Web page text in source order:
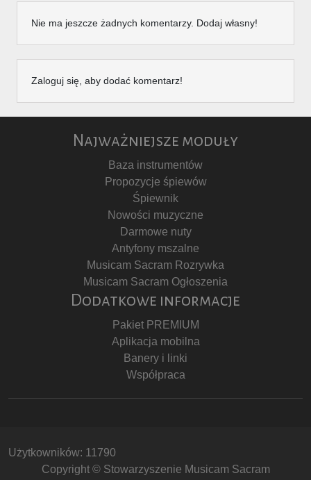
Nie ma jeszcze żadnych komentarzy. Dodaj własny!
Zaloguj się, aby dodać komentarz!
Najważniejsze moduły
Baza instrumentów
Propozycje śpiewów
Śpiewnik
Nowości muzyczne
Darmowe nuty
Antyfony mszalne
Musicam Sacram Rozrywka
Musicam Sacram Ogłoszenia
Dodatkowe informacje
Pakiet PREMIUM
Aplikacja mobilna
Banery i linki
Współpraca
Użytkowników: 11790
Copyright © Stowarzyszenie Musicam Sacram